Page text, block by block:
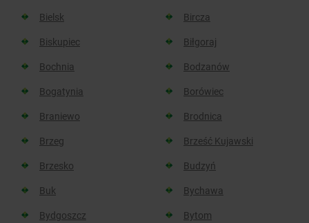
Bielsk
Bircza
Biskupiec
Biłgoraj
Bochnia
Bodzanów
Bogatynia
Borówiec
Braniewo
Brodnica
Brzeg
Brześć Kujawski
Brzesko
Budzyń
Buk
Bychawa
Bydgoszcz
Bytom